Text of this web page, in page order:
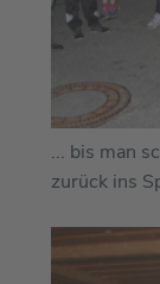
... bis man
zurück ins